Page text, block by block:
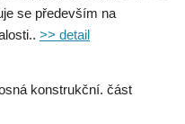
se především na
>> detail
konstrukční. část